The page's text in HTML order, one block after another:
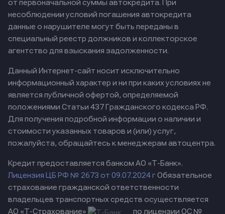
от первоначальной суммы автокредита. При
несоблюдении условий погашения автокредита
данные о нарушителе могут быть переданы в
специальный реестр должников и коллекторское
агентство для взыскания задолженности.
Данный Интернет-сайт носит исключительно
информационный характер и ни при каких условиях не
является публичной офертой, определяемой
положениями Статьи 437 Гражданского кодекса РФ.
Для получения подробной информации о наличии и
стоимости указанных товаров и (или) услуг,
пожалуйста, обращайтесь к менеджерам автоцентра.
Кредит предоставляется банком АО «Т-Банк».
Лицензия ЦБ РФ № 2673 от 09.07.2024 гОбязательное
страхование гражданской ответственности
владельцев транспортных средств осуществляется
АО «Т-Страхование»
по лицензии ОС №